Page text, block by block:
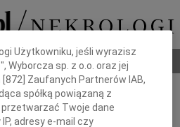
pogrzebowy
Użytkowniku, jeśli wyrazisz
Wyborcza sp. z o.o. oraz jej
[872 ] Zaufanych Partnerów IAB,
spółką powiązaną z
przetwarzać Twoje dane
adresy e-mail czy